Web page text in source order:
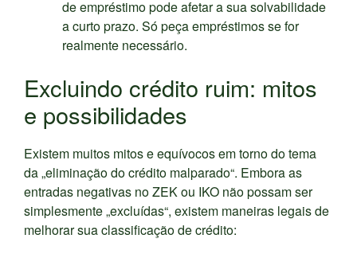
de empréstimo pode afetar a sua solvabilidade
a curto prazo. Só peça empréstimos se for
realmente necessário.
Excluindo crédito ruim: mitos
e possibilidades
Existem muitos mitos e equívocos em torno do tema
da „eliminação do crédito malparado“. Embora as
entradas negativas no ZEK ou IKO não possam ser
simplesmente „excluídas“, existem maneiras legais de
melhorar sua classificação de crédito: